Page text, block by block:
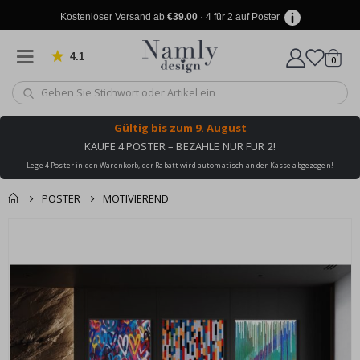
Kostenloser Versand ab €39.00· 4 für 2 auf Poster
4.1 von 1029 Bewertungen
Wagen
0
Gültig bis zum 9. August
KAUFE 4 POSTER – BEZAHLE NUR FÜR 2!
Lege 4 Poster in den Warenkorb, der Rabatt wird automatisch an der Kasse abgezogen!
POSTER MOTIVIEREND
Kostenloser Versand
erreicht!
springen